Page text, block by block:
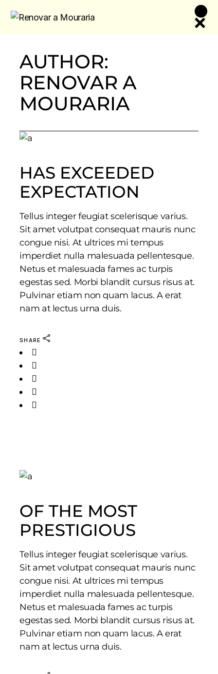
the
AUTHOR:
RENOVAR A
MOURARIA
HAS EXCEEDED
EXPECTATION
Tellus integer feugiat scelerisque varius.
Sit amet volutpat consequat mauris nunc
congue nisi. At ultrices mi tempus
imperdiet nulla malesuada pellentesque.
Netus et malesuada fames ac turpis
egestas sed. Morbi blandit cursus risus at.
Pulvinar etiam non quam lacus. A erat
nam at lectus urna duis.
SHARE
OF THE MOST
PRESTIGIOUS
Tellus integer feugiat scelerisque varius.
Sit amet volutpat consequat mauris nunc
congue nisi. At ultrices mi tempus
imperdiet nulla malesuada pellentesque.
Netus et malesuada fames ac turpis
egestas sed. Morbi blandit cursus risus at.
Pulvinar etiam non quam lacus. A erat
nam at lectus urna duis.